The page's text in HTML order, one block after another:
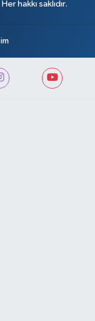
hakkı saklıdır.